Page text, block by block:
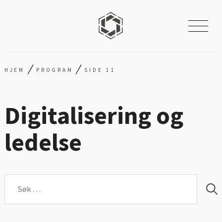
HJEM / PROGRAM / SIDE 11
Digitalisering og
ledelse
etter: